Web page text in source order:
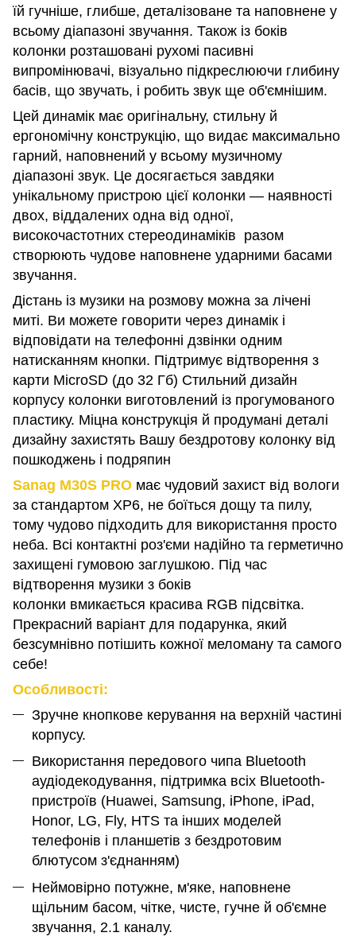
їй гучніше, глибше, деталізоване та наповнене у
всьому діапазоні звучання. Також із боків
колонки розташовані рухомі пасивні
випромінювачі, візуально підкреслюючи глибину
басів, що звучать, і робить звук ще об'ємнішим.
Цей динамік має оригінальну, стильну й
ергономічну конструкцію, що видає максимально
гарний, наповнений у всьому музичному
діапазоні звук. Це досягається завдяки
унікальному пристрою цієї колонки — наявності
двох, віддалених одна від одної,
високочастотних стереодинаміків разом
створюють чудове наповнене ударними басами
звучання.
Дістань із музики на розмову можна за лічені
миті. Ви можете говорити через динамік і
відповідати на телефонні дзвінки одним
натисканням кнопки. Підтримує відтворення з
карти MicroSD (до 32 Гб) Стильний дизайн
корпусу колонки виготовлений із прогумованого
пластику. Міцна конструкція й продумані деталі
дизайну захистять Вашу бездротову колонку від
пошкоджень і подряпин
Sanag M30S PRO має чудовий захист від вологи
за стандартом XP6, не боїться дощу та пилу,
тому чудово підходить для використання просто
неба. Всі контактні роз'єми надійно та герметично
захищені гумовою заглушкою. Під час
відтворення музики з боків
колонки вмикається красива RGB підсвітка.
Прекрасний варіант для подарунка, який
безсумнівно потішить кожної меломану та самого
себе!
Особливості:
Зручне кнопкове керування на верхній частині
корпусу.
Використання передового чипа Bluetooth
аудіодекодування, підтримка всіх Bluetooth-
пристроїв (Huawei, Samsung, iPhone, iPad,
Honor, LG, Fly, HTS та інших моделей
телефонів і планшетів з бездротовим
блютусом з'єднанням)
Неймовірно потужне, м'яке, наповнене
щільним басом, чітке, чисте, гучне й об'ємне
звучання, 2.1 каналу.